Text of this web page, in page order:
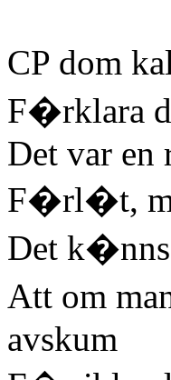
CP dom
F�rklara
Det var en
F�rl�t,
Det
Att om
avskum